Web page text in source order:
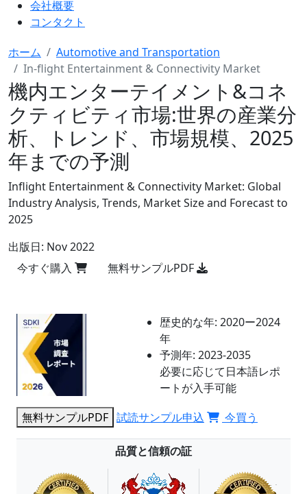
会社概要
コンタクト
ホーム
Automotive and Transportation
In-flight Entertainment & Connectivity Market
機内エンターテイメント&コネ
クティビティ市場:世界の産業分
析、トレンド、市場規模、2025
年までの予測
Inflight Entertainment & Connectivity Market: Global
Industry Analysis, Trends, Market Size and Forecast to
2025
出版日: Nov 2022
今すぐ購入
無料サンプルPDF
歴史的な年: 2020ー2024
年
予測年: 2023-2035
必要に応じて日本語レポ
ートが入手可能
無料サンプルPDF 試読サンプル申込 今買う
品質と信頼の証